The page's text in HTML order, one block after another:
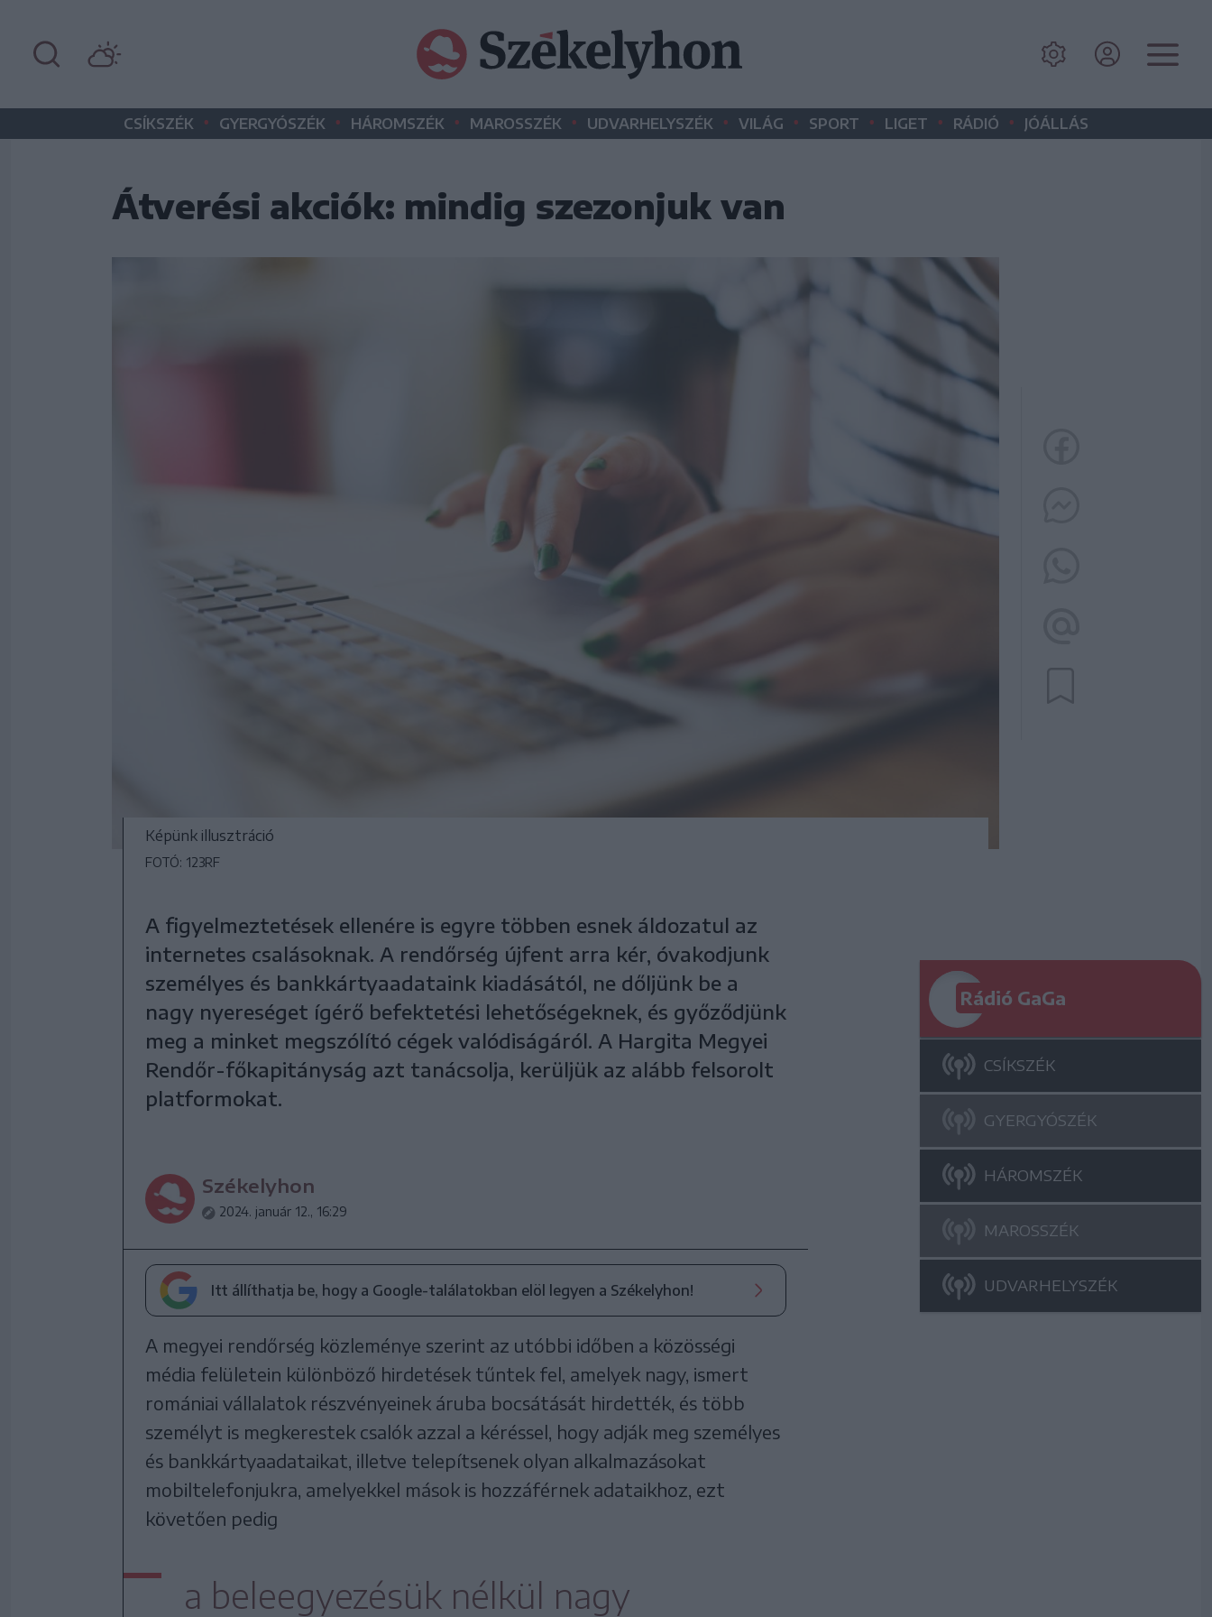
CSÍKSZÉK • GYERGYÓSZÉK • HÁROMSZÉK • MAROSSZÉK • UDVARHELYSZÉK • VILÁG • SPORT • LIGET • RÁDIÓ • JÓÁLLÁS
Átverési akciók: mindig szezonjuk van
Képünk illusztráció
FOTÓ: 123RF
A figyelmeztetések ellenére is egyre többen esnek áldozatul az
internetes csalásoknak. A rendőrség újfent arra kér, óvakodjunk
személyes és bankkártyaadataink kiadásától, ne dőljünk be a
nagy nyereséget ígérő befektetési lehetőségeknek, és győződjünk
meg a minket megszólító cégek valódiságáról. A Hargita Megyei
Rendőr-főkapitányság azt tanácsolja, kerüljük az alább felsorolt
platformokat.
Székelyhon
2024. január 12., 16:29
Itt állíthatja be, hogy a Google-találatokban elöl legyen a Székelyhon!
A megyei rendőrség közleménye szerint az utóbbi időben a közösségi
média felületein különböző hirdetések tűntek fel, amelyek nagy, ismert
romániai vállalatok részvényeinek áruba bocsátását hirdették, és több
személyt is megkerestek csalók azzal a kéréssel, hogy adják meg személyes
és bankkártyaadataikat, illetve telepítsenek olyan alkalmazásokat
mobiltelefonjukra, amelyekkel mások is hozzáférnek adataikhoz, ezt
követően pedig
a beleegyezésük nélkül nagy
Rádió GaGa
CSÍKSZÉK
GYERGYÓSZÉK
HÁROMSZÉK
MAROSSZÉK
UDVARHELYSZÉK